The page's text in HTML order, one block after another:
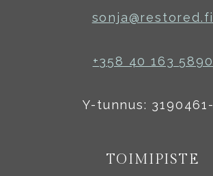
sonja@restored.fi
+358 40 163 5890
Y-tunnus:
TOIMIPISTE